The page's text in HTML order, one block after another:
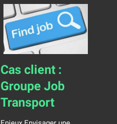
Cas client :
Groupe Job
Transport